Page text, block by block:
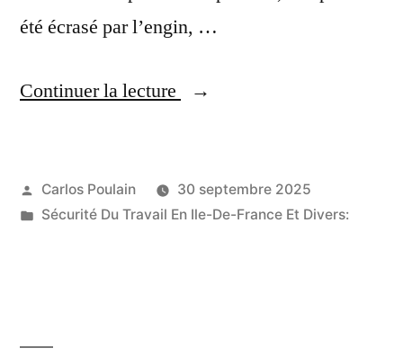
été écrasé par l’engin, …
Continuer la lecture
« Un
se
Publié
par
Carlos Poulain
30 septembre 2025
Publié
Sécurité Du Travail En Ile-De-France Et Divers: